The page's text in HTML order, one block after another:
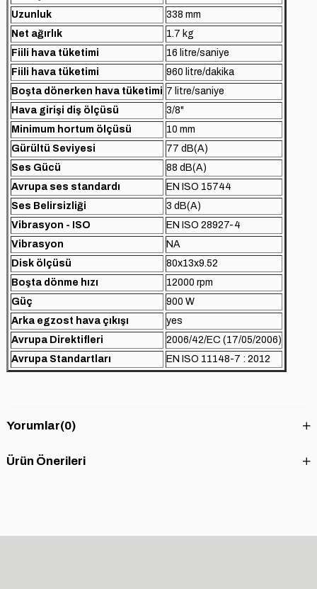
Uzunluk
338 mm
Net ağırlık
1.7 kg
Fiili hava tüketimi
16 litre/saniye
Fiili hava tüketimi
960 litre/dakika
Boşta dönerken hava tüketimi 7 litre/saniye
Hava girişi diş ölçüsü
3/8"
Minimum hortum ölçüsü
10 mm
Gürültü Seviyesi
77 dB(A)
Ses Gücü
88 dB(A)
Avrupa ses standardı
EN ISO 15744
Ses Belirsizliği
3 dB(A)
Vibrasyon - ISO
EN ISO 28927-4
Vibrasyon
NA
Disk ölçüsü
80x13x9.52
Boşta dönme hızı
12000 rpm
Güç
900 W
Arka egzost hava çıkışı
yes
Avrupa Direktifleri
2006/42/EC (17/05/2006)
Avrupa Standartları
EN ISO 11148-7 : 2012
Yorumlar(0)
Ürün Önerileri